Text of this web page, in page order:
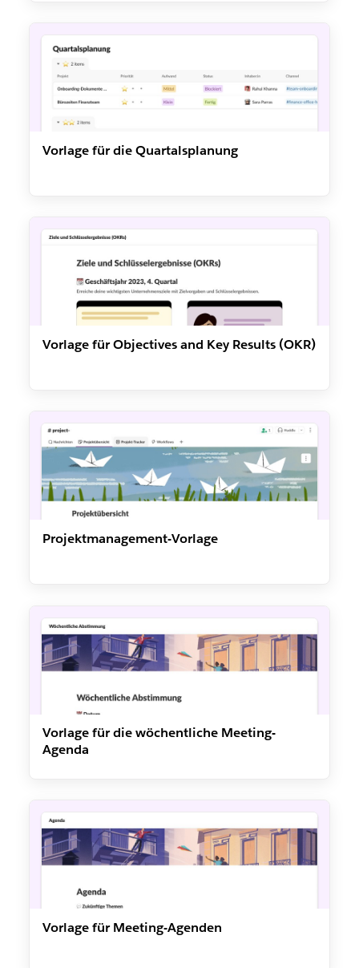
Vorlage für die Quartalsplanung
Vorlage für Objectives and Key Results (OKR)
Projektmanagement-Vorlage
Vorlage für die wöchentliche Meeting-
Agenda
Vorlage für Meeting-Agenden